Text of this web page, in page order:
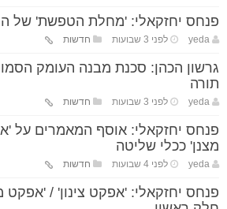
פנחס יחזקאלי: 'מחלת הטפשת' של
yeda לפני 3 שבועות חדשות
גרשון הכהן: סכנת מבנה העומק
תורה
yeda לפני 3 שבועות חדשות
פנחס יחזקאלי: אוסף המאמרים על
מצנן' ככלי שליטה
yeda לפני 4 שבועות חדשות
פנחס יחזקאלי: 'אפקט צינון' / 'אפקט